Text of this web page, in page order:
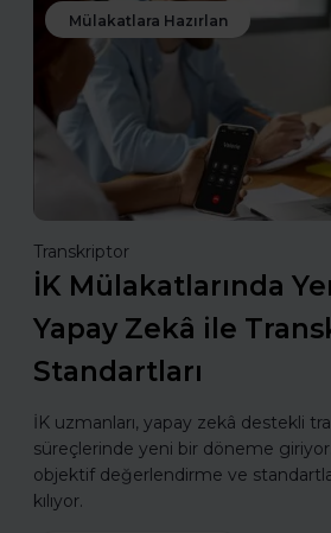
Mülakatlara Hazırlan
Transkriptor
İK Mülakatlarında
Yapay Zekâ ile
Standartları
İK uzmanları, yapay zekâ destekli
süreçlerinde yeni bir döneme
objektif değerlendirme ve
kılıyor.